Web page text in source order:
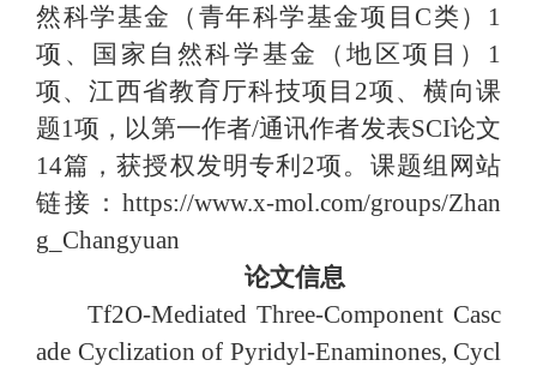
然科学基金（青年科学基金项目C类）1
项、国家自然科学基金（地区项目）1
项、江西省教育厅科技项目2项、横向课
题1项，以第一作者/通讯作者发表SCI论文
14篇，获授权发明专利2项。课题组网站
链接：https://www.x-mol.com/groups/Zhan
g_Changyuan
论文信息
Tf2O-Mediated Three-Component Casc
ade Cyclization of Pyridyl-Enaminones, Cycl